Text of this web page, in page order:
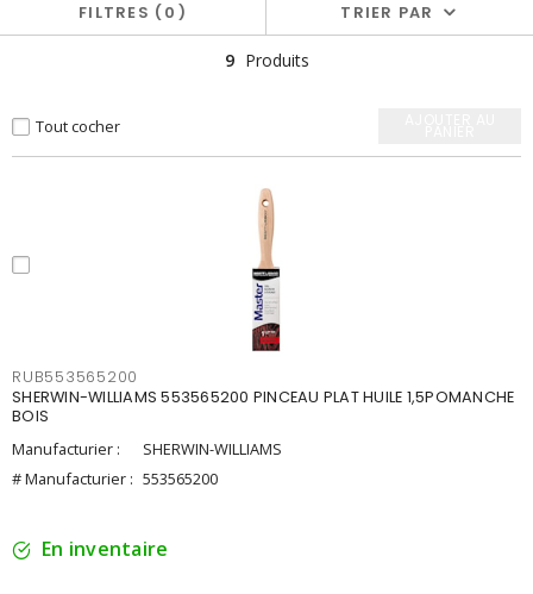
FILTRES 0 TRIER PAR
9 Produits
Tout cocher
RUB553565200
SHERWIN-WILLIAMS 553565200 PINCEAU PLAT HUILE 1,5POMANCHE
BOIS
Manufacturier :
SHERWIN-WILLIAMS
# Manufacturier : 553565200
En inventaire